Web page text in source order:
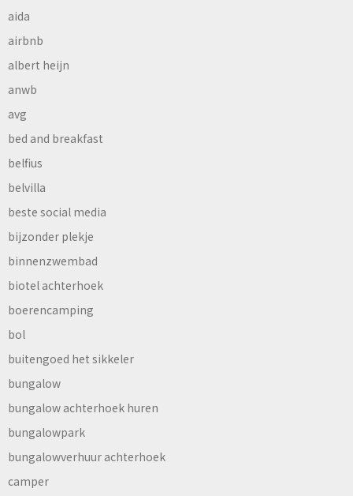
aida
airbnb
albert heijn
anwb
avg
bed and breakfast
belfius
belvilla
beste social media
bijzonder plekje
binnenzwembad
biotel achterhoek
boerencamping
bol
buitengoed het sikkeler
bungalow
bungalow achterhoek huren
bungalowpark
bungalowverhuur achterhoek
camper